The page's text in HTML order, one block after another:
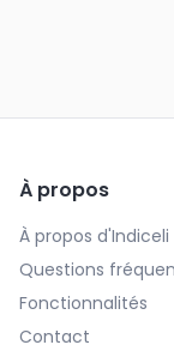
À propos
À propos d'Indiceli
Questions
Fonctionnalités
Contact